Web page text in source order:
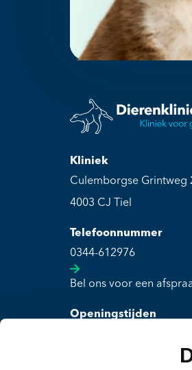
Kliniek
Culemborgse Grintweg
4003 CJ Tiel
Telefoonnummer
0344-612976
Bel ons voor een
Openingstijden
Zaterdag t/m zondag: